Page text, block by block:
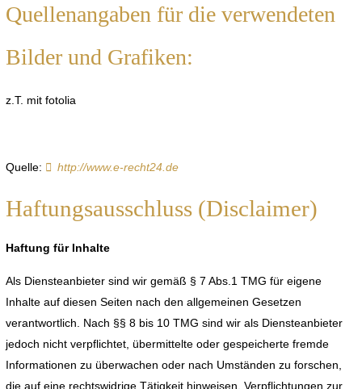
Quellenangaben für die verwendeten
Bilder und Grafiken:
z.T. mit fotolia
Quelle: http://www.e-recht24.de
Haftungsausschluss (Disclaimer)
Haftung für Inhalte
Als Diensteanbieter sind wir gemäß § 7 Abs.1 TMG für eigene
Inhalte auf diesen Seiten nach den allgemeinen Gesetzen
verantwortlich. Nach §§ 8 bis 10 TMG sind wir als Diensteanbieter
jedoch nicht verpflichtet, übermittelte oder gespeicherte fremde
Informationen zu überwachen oder nach Umständen zu forschen,
die auf eine rechtswidrige Tätigkeit hinweisen. Verpflichtungen zur